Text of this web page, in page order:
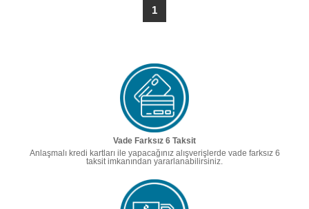
1
Vade Farksız 6 Taksit
Anlaşmalı kredi kartları ile yapacağınız alışverişlerde vade farksız 6
taksit imkanından yararlanabilirsiniz.